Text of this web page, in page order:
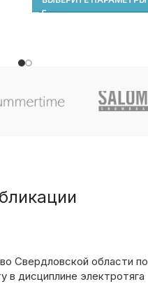
Свердловской области по
в дисциплине электротяга